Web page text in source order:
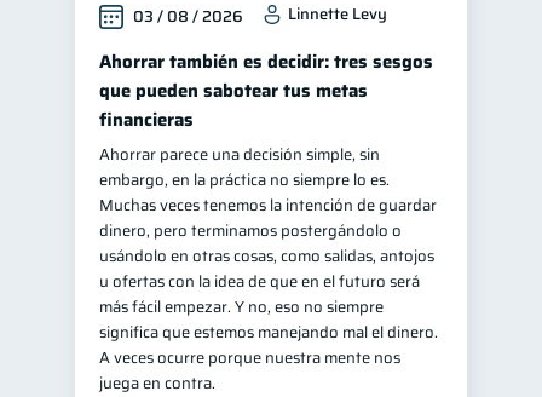
Seguridad financiera 13
Salud financiera 12
Productos financieros 11
Organización Financiera
Deudas 10
Entidad financiera 8
Préstamos 8 Consejos 6
Tarjeta de crédito 6
Historial crediticio 6
Ciberseguridad 5
03 / 08 / 2026 Linnette Levy
Ahorrar también es decidir: tres sesgos
que pueden sabotear tus metas
financieras
Ahorrar parece una decisión simple, sin
embargo, en la práctica no siempre lo es.
Muchas veces tenemos la intención de guardar
dinero, pero terminamos postergándolo o
usándolo en otras cosas, como salidas, antojos
u ofertas con la idea de que en el futuro será
más fácil empezar. Y no, eso no siempre
significa que estemos manejando mal el dinero.
A veces ocurre porque nuestra mente nos
juega en contra.